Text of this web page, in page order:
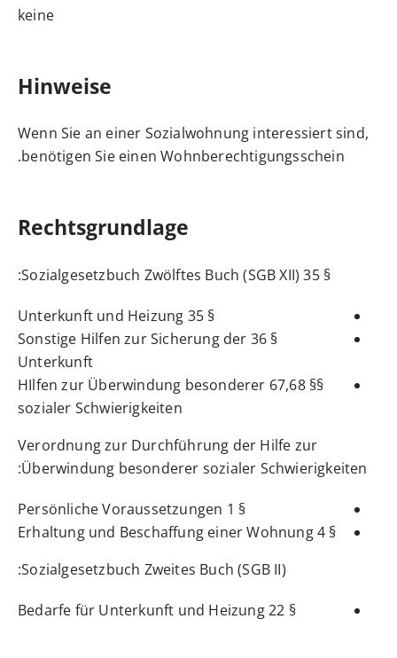
keine
Hinweise
Wenn Sie an einer Sozialwohnung interessiert sind,
benötigen Sie einen Wohnberechtigungsschein.
Rechtsgrundlage
§ 35 Sozialgesetzbuch Zwölftes Buch (SGB XII)
:
§ 35
Unterkunft und Heizung
§ 36 Sonstige Hilfen zur Sicherung der
Unterkunft
§§ 67,68 HIlfen zur Überwindung besonderer
sozialer Schwierigkeiten
Verordnung zur Durchführung der Hilfe zur
Überwindung besonderer sozialer Schwierigkeiten
:
§ 1
Persönliche Voraussetzungen
§ 4 Erhaltung und Beschaffung einer Wohnung
Sozialgesetzbuch Zweites Buch (SGB II)
:
§ 22
Bedarfe für Unterkunft und Heizung